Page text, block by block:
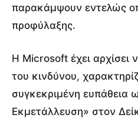
παρακάμψουν εντελώς
προφύλαξης.
Η Microsoft έχει αρχίσει
του κινδύνου,
συγκεκριμένη ευπάθεια
Εκμετάλλευση» στον